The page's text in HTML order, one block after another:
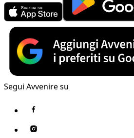
Segui Avvenire su